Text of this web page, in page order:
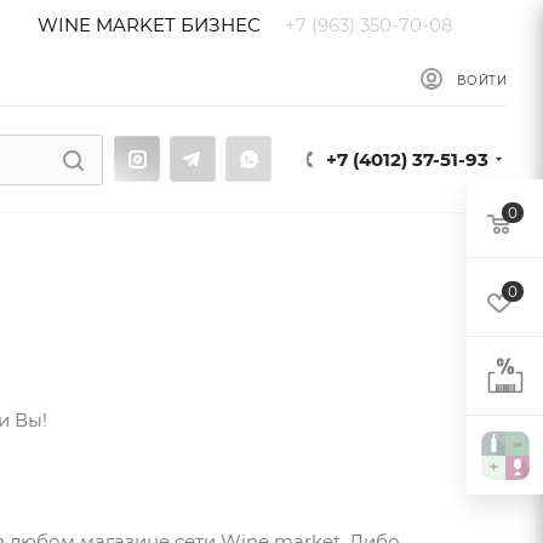
WINE MARKET БИЗНЕС +7 (963) 350-70-08
ВОЙТИ
+7 (4012) 37-51-93
Вы!
0
0